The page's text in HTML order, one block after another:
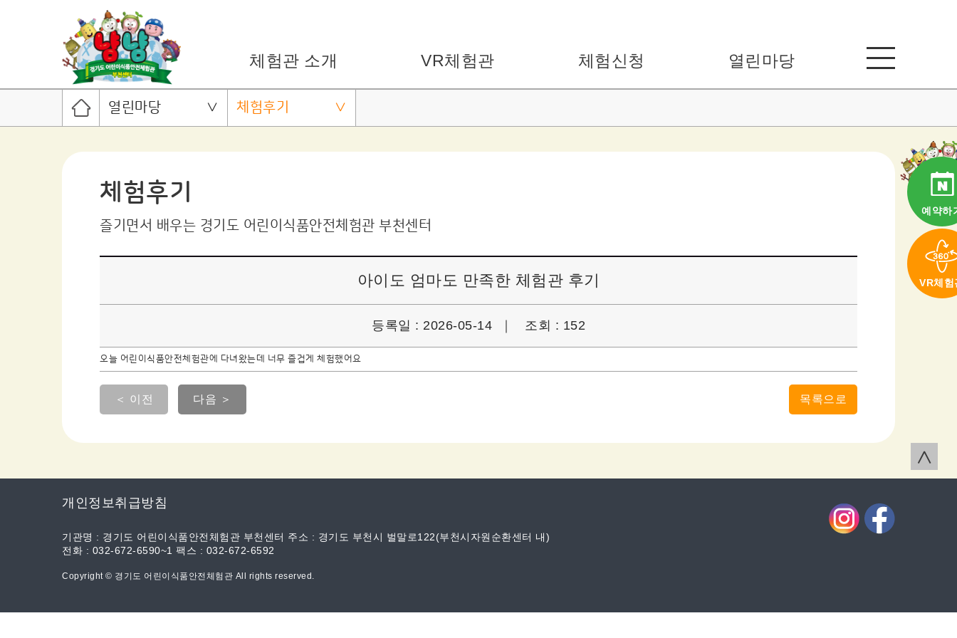
체험관 소개 VR체험관 체험신청 열린마당
열린마당 체험후기
예약하
VR체험
체험후기
즐기면서 배우는 경기도 어린이식품안전체험관 부천센터
아이도 엄마도 만족한 체험관 후기
등록일 : 2026-05-14 ｜ 조회 : 152
오늘 어린이식품안전체험관에 다녀왔는데 너무 즐겁게 체험했어요
＜ 이전 다음 ＞ 목록으로
개인정보취급방침
기관명 : 경기도 어린이식품안전체험관 부천센터 주소 : 경기도 부천시 벌말로122(부천시자원순환센터 내)
전화 : 032-672-6590~1 팩스 : 032-672-6592
Copyright © 경기도 어린이식품안전체험관 All rights reserved.
∧